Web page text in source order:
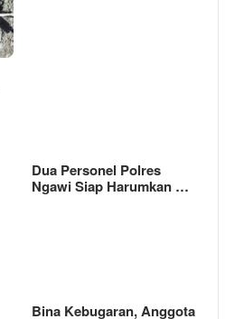
Dua Personel Polres
Ngawi Siap Harumkan …
Bina Kebugaran, Anggota